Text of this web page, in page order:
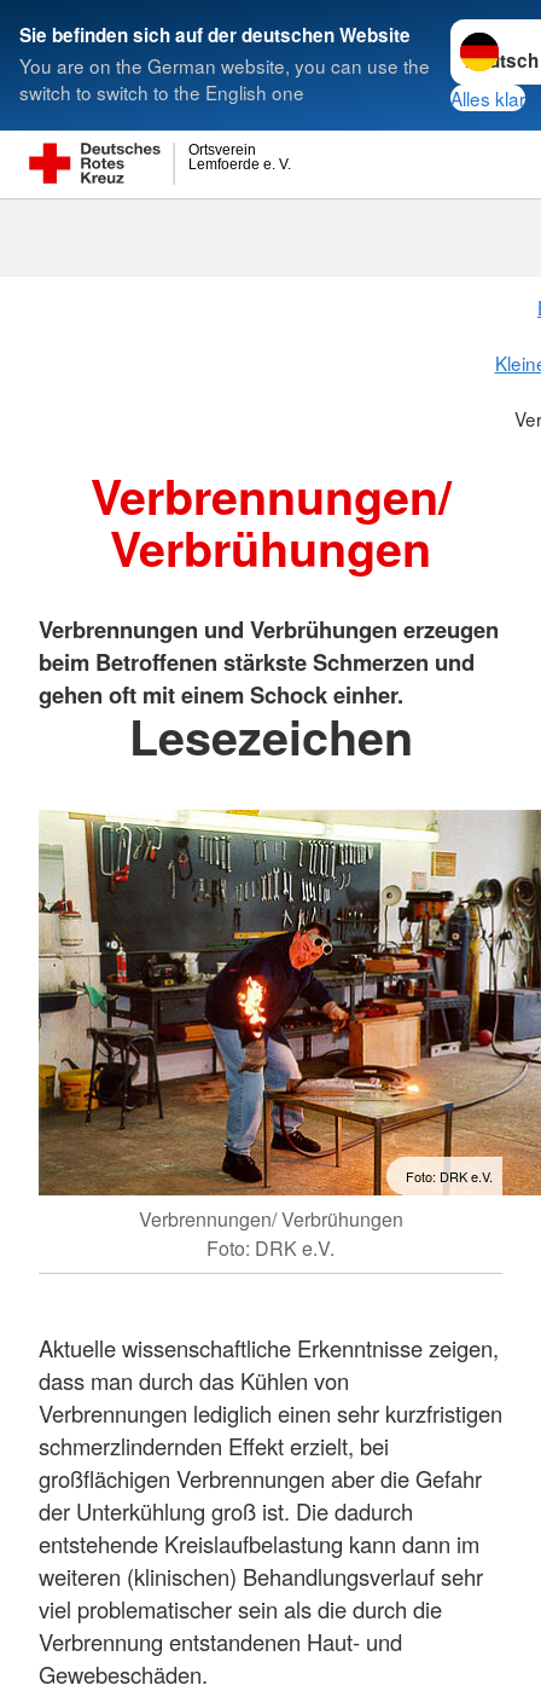
Sie befinden sich auf der deutschen Website
You are on the German website, you can use the
switch to switch to the English one
Sprache
Alles klar
Lemfoerde e. V.
Ortsverein
Suche
Verbrennungen/
Verbrühungen
Verbrennungen und Verbrühungen erzeugen
beim Betroffenen stärkste Schmerzen und
gehen oft mit einem Schock einher.
Lesezeichen
Foto: DRK e.V.
Verbrennungen/ Verbrühungen
Foto: DRK e.V.
Aktuelle wissenschaftliche Erkenntnisse zeigen,
dass man durch das Kühlen von
Verbrennungen lediglich einen sehr kurzfristigen
schmerzlindernden Effekt erzielt, bei
großflächigen Verbrennungen aber die Gefahr
der Unterkühlung groß ist. Die dadurch
entstehende Kreislaufbelastung kann dann im
weiteren (klinischen) Behandlungsverlauf sehr
viel problematischer sein als die durch die
Verbrennung entstandenen Haut- und
Gewebeschäden.